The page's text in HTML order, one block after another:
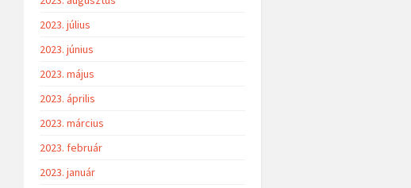
2023. július
2023. június
2023. május
2023. április
2023. március
2023. február
2023. január